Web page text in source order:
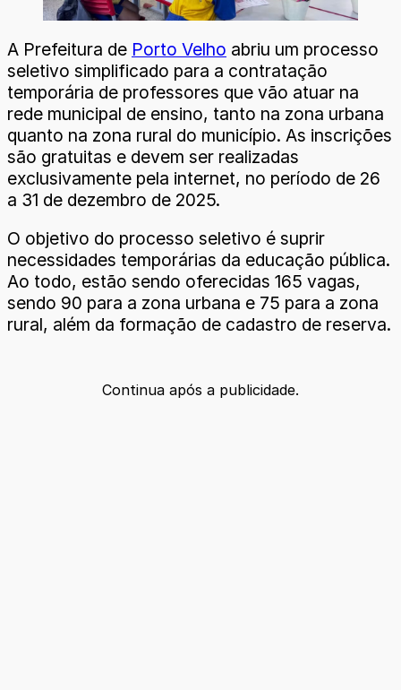
A Prefeitura de Porto Velho abriu um processo
seletivo simplificado para a contratação
temporária de professores que vão atuar na
rede municipal de ensino, tanto na zona urbana
quanto na zona rural do município. As inscrições
são gratuitas e devem ser realizadas
exclusivamente pela internet, no período de 26
a 31 de dezembro de 2025.
O objetivo do processo seletivo é suprir
necessidades temporárias da educação pública.
Ao todo, estão sendo oferecidas 165 vagas,
sendo 90 para a zona urbana e 75 para a zona
rural, além da formação de cadastro de reserva.
Continua após a publicidade.